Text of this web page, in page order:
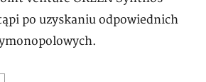
po uzyskaniu odpowiednich